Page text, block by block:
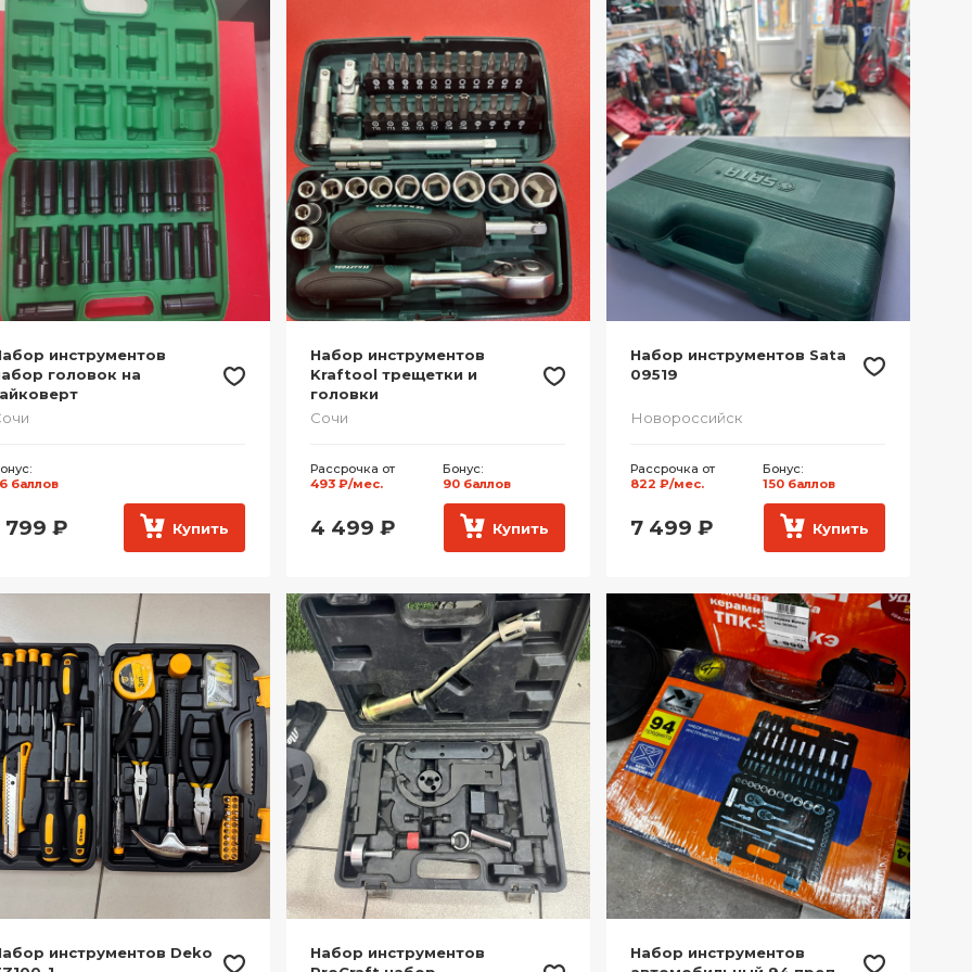
инструментов
головок на
баллов
799 ₽ Купить
Набор инструментов
Kraftool трещетки и
головки
Сочи
Рассрочка от
493 ₽/мес.
Бонус:
90 баллов
4 499 ₽ Купить
Набор инструментов Sata
09519
Новороссийск
Рассрочка от
822 ₽/мес.
Бонус:
150 баллов
7 499 ₽ Купить
инструментов Deko
Набор инструментов
Набор инструментов